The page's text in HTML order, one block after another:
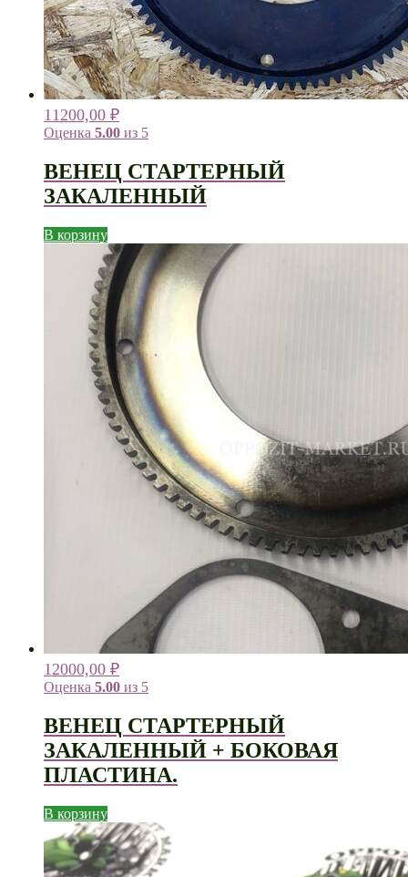
11200,00 ₽
Оценка 5.00 из 5
ВЕНЕЦ СТАРТЕРНЫЙ
ЗАКАЛЕННЫЙ
В корзину
12000,00 ₽
Оценка 5.00 из 5
ВЕНЕЦ СТАРТЕРНЫЙ
ЗАКАЛЕННЫЙ + БОКОВАЯ
ПЛАСТИНА.
В корзину